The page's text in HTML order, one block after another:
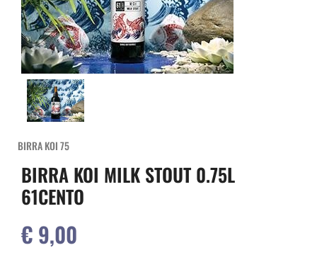
BIRRA KOI 75
BIRRA KOI MILK STOUT 0.75L
61CENTO
€ 9,00